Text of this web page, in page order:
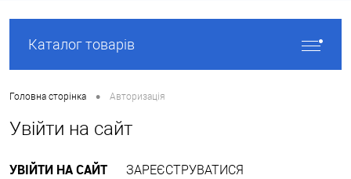
Каталог товарів
Головна сторінка • Авторизація
Увійти на сайт
УВІЙТИ НА САЙТ ЗАРЕЄСТРУВАТИСЯ